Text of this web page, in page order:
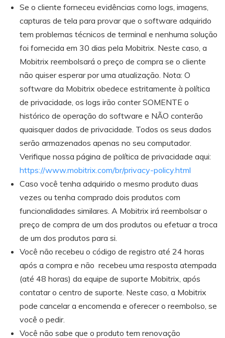
Se o cliente forneceu evidências como logs, imagens,
capturas de tela para provar que o software adquirido
tem problemas técnicos de terminal e nenhuma solução
foi fornecida em 30 dias pela Mobitrix. Neste caso, a
Mobitrix reembolsará o preço de compra se o cliente
não quiser esperar por uma atualização. Nota: O
software da Mobitrix obedece estritamente à política
de privacidade, os logs irão conter SOMENTE o
histórico de operação do software e NÃO conterão
quaisquer dados de privacidade. Todos os seus dados
serão armazenados apenas no seu computador.
Verifique nossa página de política de privacidade aqui:
https://www.mobitrix.com/br/privacy-policy.html
Caso você tenha adquirido o mesmo produto duas
vezes ou tenha comprado dois produtos com
funcionalidades similares. A Mobitrix irá reembolsar o
preço de compra de um dos produtos ou efetuar a troca
de um dos produtos para si.
Você não recebeu o código de registro até 24 horas
após a compra e não recebeu uma resposta atempada
(até 48 horas) da equipe de suporte Mobitrix, após
contatar o centro de suporte. Neste caso, a Mobitrix
pode cancelar a encomenda e oferecer o reembolso, se
você o pedir.
Você não sabe que o produto tem renovação